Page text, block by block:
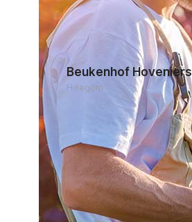
Beukenhof Hoveniers
Hillegom